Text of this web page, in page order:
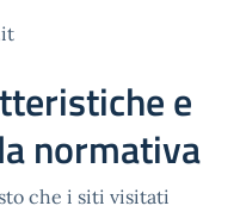
e
normativa
che i siti visitati